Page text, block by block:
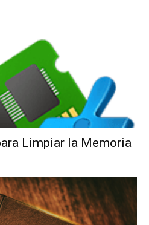
Limpiar la Memoria